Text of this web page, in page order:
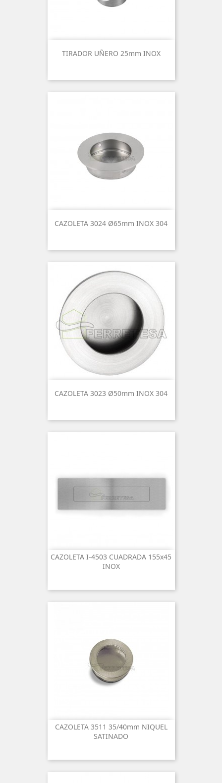
TIRADOR UÑERO 25mm INOX
CAZOLETA 3024 Ø65mm INOX 304
CAZOLETA 3023 Ø50mm INOX 304
CAZOLETA I-4503 CUADRADA 155x45
INOX
CAZOLETA 3511 35/40mm NIQUEL
SATINADO